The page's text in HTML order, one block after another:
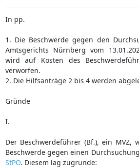
In pp.
1. Die Beschwerde gegen den
Amtsgerichts Nürnberg vom
wird auf Kosten des
verworfen.
2. Die Hilfsanträge 2 bis 4 werden
Gründe
I.
Der Beschwerdeführer (Bf.), ein MVZ,
Beschwerde gegen einen
StPO. Diesem lag zugrunde: